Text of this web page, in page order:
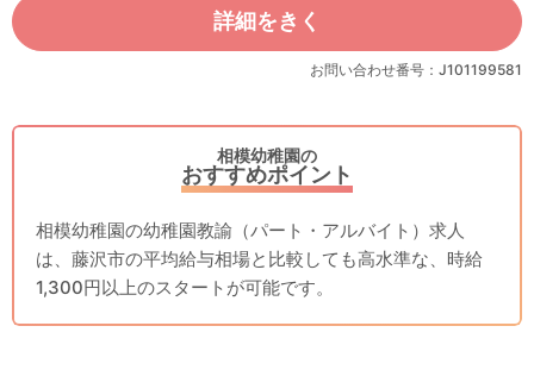
詳細をきく
お問い合わせ番号：J101199581
相模幼稚園の
おすすめポイント
相模幼稚園の幼稚園教諭（パート・アルバイト）求人
は、藤沢市の平均給与相場と比較しても高水準な、時給
1,300円以上のスタートが可能です。